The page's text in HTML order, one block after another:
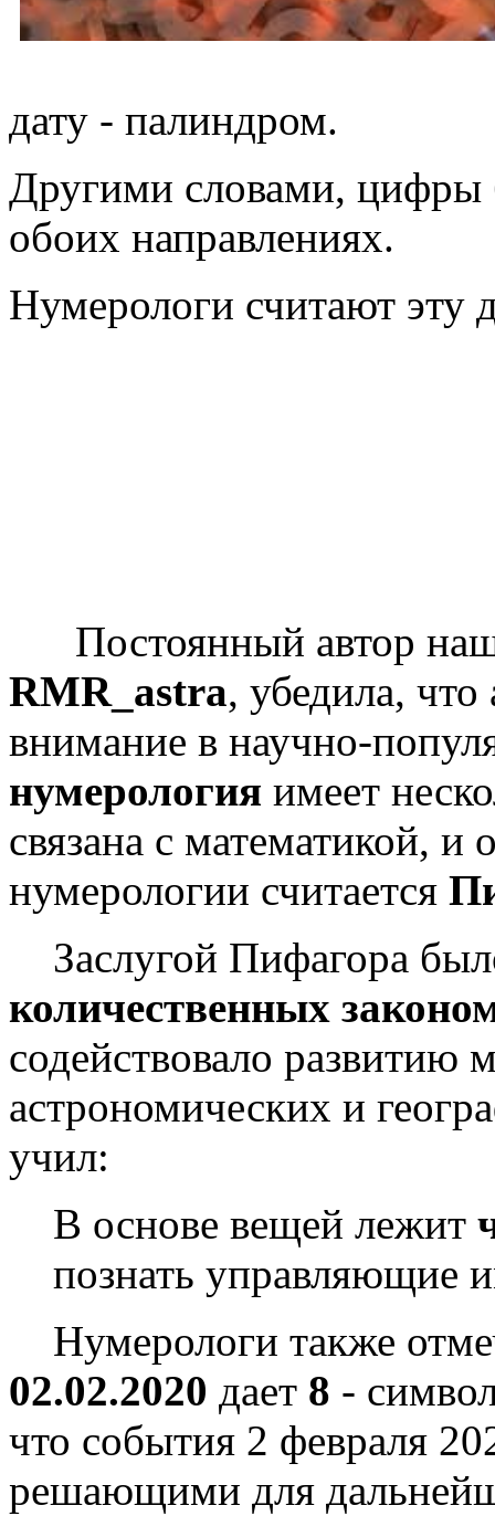
дату - палиндром.
Другими словами, цифры
обоих направлениях.
Нумерологи считают эту
Постоянный автор
RMR_astra, убедила, что
внимание в научно-
нумерология имеет
связана с математикой,
нумерологии считается
Заслугой Пифагора
количественных
содействовало развитию
астрономических и
учил:
В основе вещей лежит
познать управляющие
Нумерологи также
02.02.2020 дает 8 -
что события 2 февраля
решающими для